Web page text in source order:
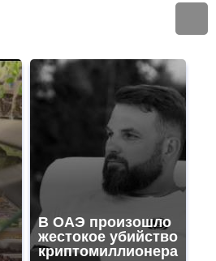
В ОАЭ произошло
жестокое убийство
криптомиллионера